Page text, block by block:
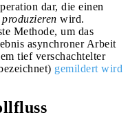
dar, die einen
wird.
Methode, um das
asynchroner Arbeit
tief verschachtelter
gemildert wird